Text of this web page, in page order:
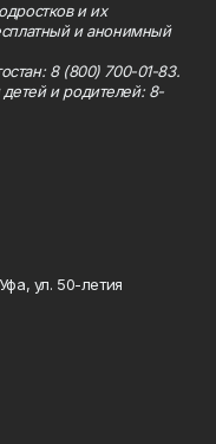
и их
и анонимный
8 (800) 700-01-83.
и родителей: 8-
ул. 50-летия